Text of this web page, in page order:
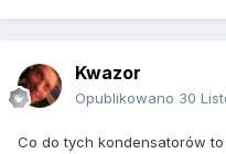
Kwazor
Opublikowano 30
Co do tych kondensatorów